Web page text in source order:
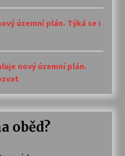
územní plán. Týká se i
nový územní plán.
oběd?